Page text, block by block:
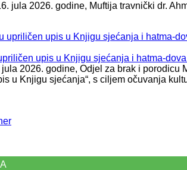
jula 2026. godine, Muftija travnički dr.
upis u Knjigu sjećanja i hatma-
jula 2026. godine, Odjel za brak i
u Knjigu sjećanja“, s ciljem očuvanja